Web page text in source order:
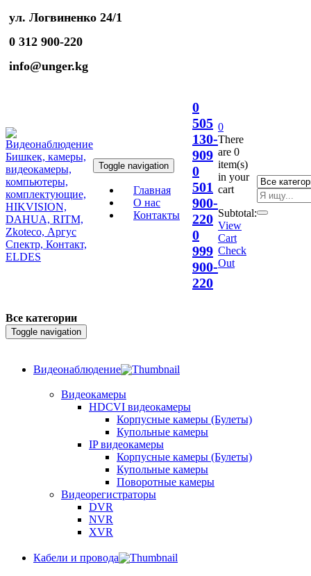
ул. Логвиненко 24/1
0 312 900-220
info@unger.kg
Toggle navigation
Главная
О нас
Контакты
0
505
130-
909
0
501
900-
220
0
999
900-
220
0
There
are 0
item(s)
in your
cart
Subtotal:
View
Cart
Check
Out
Все категории
Toggle navigation
Видеонаблюдение
Видеокамеры
HDCVI видеокамеры
Корпусные камеры (Булеты)
Купольные камеры
IP видеокамеры
Корпусные камеры (Булеты)
Купольные камеры
Поворотные камеры
Видеорегистраторы
DVR
NVR
XVR
Кабели и провода